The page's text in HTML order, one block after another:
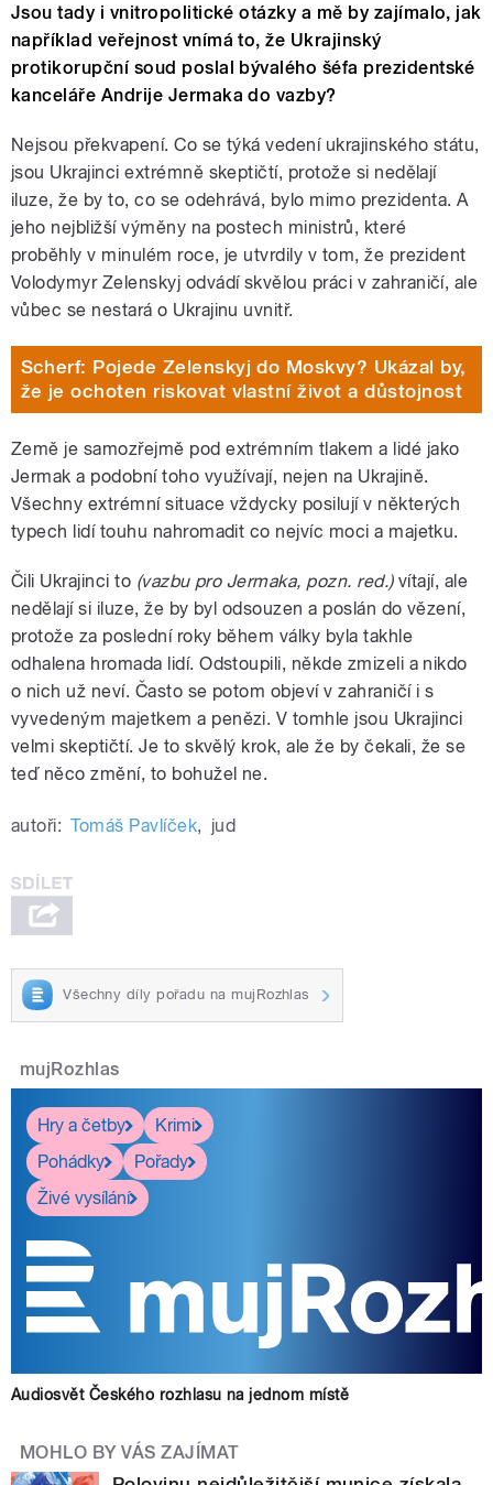
Jsou tady i vnitropolitické otázky a mě by zajímalo, jak
například veřejnost vnímá to, že Ukrajinský
protikorupční soud poslal bývalého šéfa prezidentské
kanceláře Andrije Jermaka do vazby?
Nejsou překvapení. Co se týká vedení ukrajinského státu,
jsou Ukrajinci extrémně skeptičtí, protože si nedělají
iluze, že by to, co se odehrává, bylo mimo prezidenta. A
jeho nejbližší výměny na postech ministrů, které
proběhly v minulém roce, je utvrdily v tom, že prezident
Volodymyr Zelenskyj odvádí skvělou práci v zahraničí, ale
vůbec se nestará o Ukrajinu uvnitř.
Scherf: Pojede Zelenskyj do Moskvy? Ukázal by,
že je ochoten riskovat vlastní život a důstojnost
Země je samozřejmě pod extrémním tlakem a lidé jako
Jermak a podobní toho využívají, nejen na Ukrajině.
Všechny extrémní situace vždycky posilují v některých
typech lidí touhu nahromadit co nejvíc moci a majetku.
Čili Ukrajinci to (vazbu pro Jermaka, pozn. red.)vítají, ale
nedělají si iluze, že by byl odsouzen a poslán do vězení,
protože za poslední roky během války byla takhle
odhalena hromada lidí. Odstoupili, někde zmizeli a nikdo
o nich už neví. Často se potom objeví v zahraničí i s
vyvedeným majetkem a penězi. V tomhle jsou Ukrajinci
velmi skeptičtí. Je to skvělý krok, ale že by čekali, že se
teď něco změní, to bohužel ne.
autoři: Tomáš Pavlíček, jud
Všechny díly pořadu na mujRozhlas
mujRozhlas
Hry a četby
Krimi
Pohádky
Pořady
Živé vysílání
Audiosvět Českého rozhlasu na jednom místě
MOHLO BY VÁS ZAJÍMAT